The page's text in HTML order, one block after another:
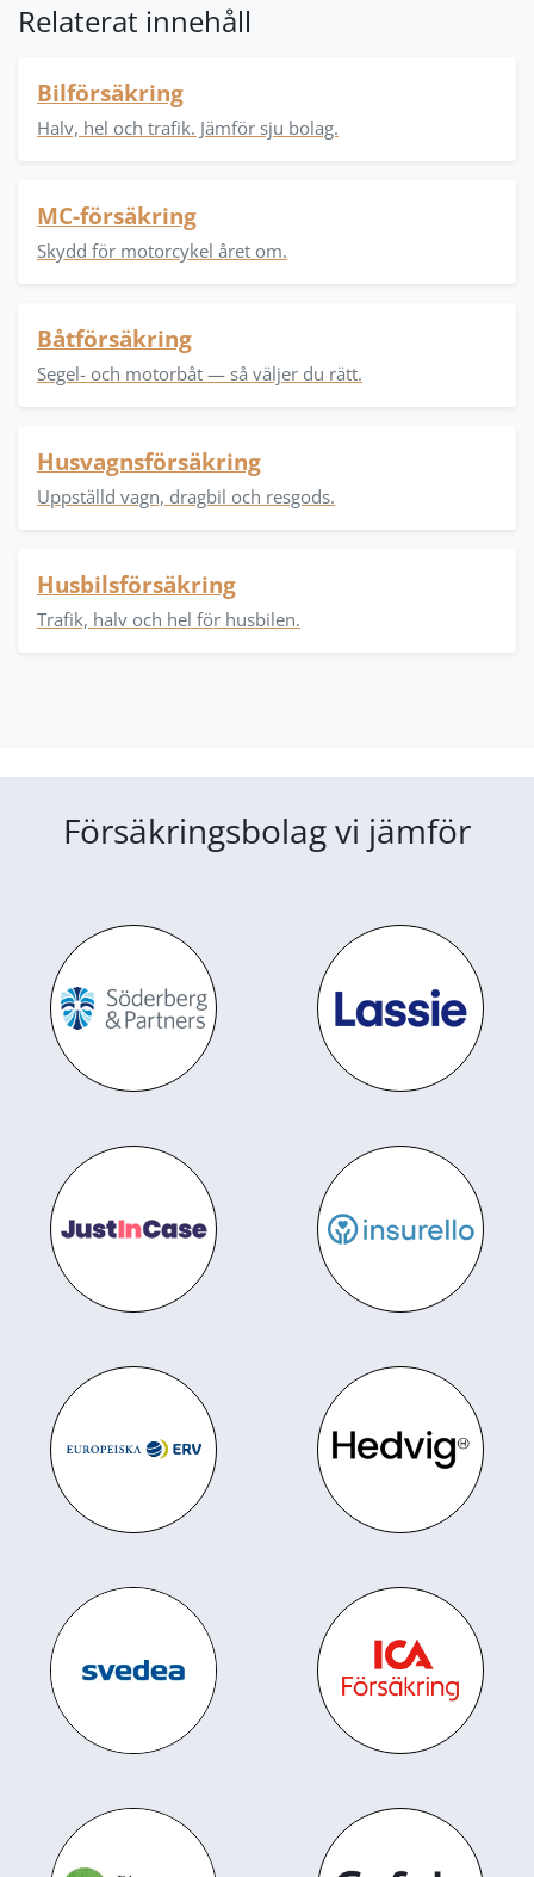
Relaterat innehåll
Bilförsäkring
Halv, hel och trafik. Jämför sju bolag.
MC-försäkring
Skydd för motorcykel året om.
Båtförsäkring
Segel- och motorbåt — så väljer du rätt.
Husvagnsförsäkring
Uppställd vagn, dragbil och resgods.
Husbilsförsäkring
Trafik, halv och hel för husbilen.
Försäkringsbolag vi jämför